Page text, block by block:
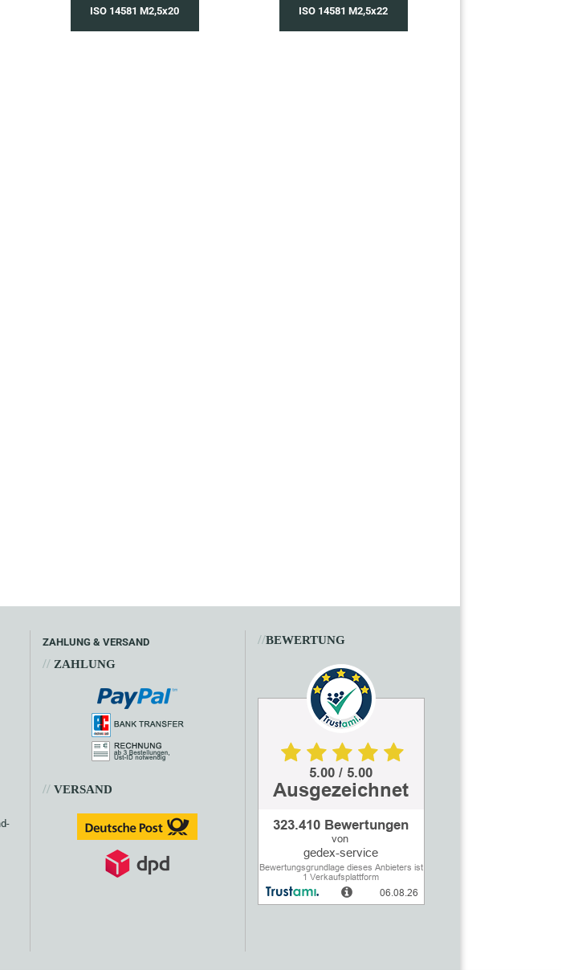
ISO 14581 M2,5x20 ISO 14581 M2,5x22
ZAHLUNG & VERSAND
// ZAHLUNG
// VERSAND
//BEWERTUNG